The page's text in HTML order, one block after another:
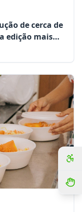
de cerca de
edição mais